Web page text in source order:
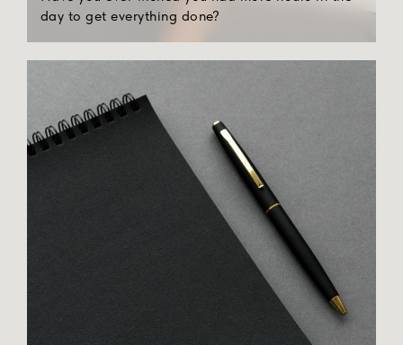
перероблювати, щоб отримати бажаний
day to get everything done?